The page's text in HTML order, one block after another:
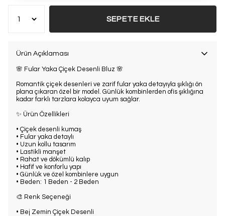
SEPETE EKLE
Ürün Açıklaması
🌸 Fular Yaka Çiçek Desenli Bluz 🌸
Romantik çiçek desenleri ve zarif fular yaka detayıyla şıklığı ön
plana çıkaran özel bir model. Günlük kombinlerden ofis şıklığına
kadar farklı tarzlara kolayca uyum sağlar.
✨ Ürün Özellikleri
• Çiçek desenli kumaş
• Fular yaka detaylı
• Uzun kollu tasarım
• Lastikli manşet
• Rahat ve dökümlü kalıp
• Hafif ve konforlu yapı
• Günlük ve özel kombinlere uygun
• Beden: 1 Beden - 2 Beden
🎨 Renk Seçeneği
• Bej Zemin Çiçek Desenli